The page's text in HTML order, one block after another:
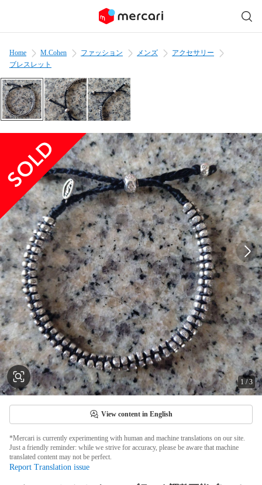
Home M.Cohen ファッション メンズ
アクセサリー
ブレスレット
1 /3
View content in English
*Mercari is currently experimenting with human and machine translations on our site.
Just a friendly reminder: while we strive for accuracy, please be aware that machine
translated content may not be perfect.
Report Translation issue